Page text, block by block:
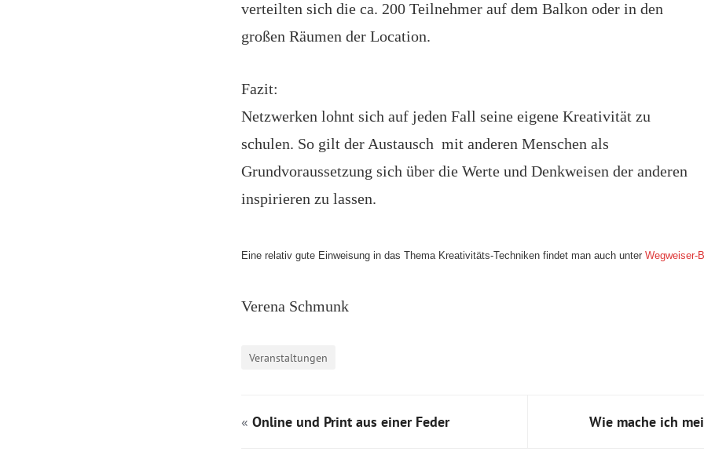
verteilten sich die ca. 200 Teilnehmer auf dem Balkon oder in den
großen Räumen der Location.
Fazit:
Netzwerken lohnt sich auf jeden Fall seine eigene Kreativität zu
schulen. So gilt der Austausch mit anderen Menschen als
Grundvoraussetzung sich über die Werte und Denkweisen der anderen
inspirieren zu lassen.
Eine relativ gute Einweisung in das Thema Kreativitäts-Techniken findet man auch unter Wegweiser-
Verena Schmunk
Veranstaltungen
« Online und Print aus einer Feder Wie mache ich